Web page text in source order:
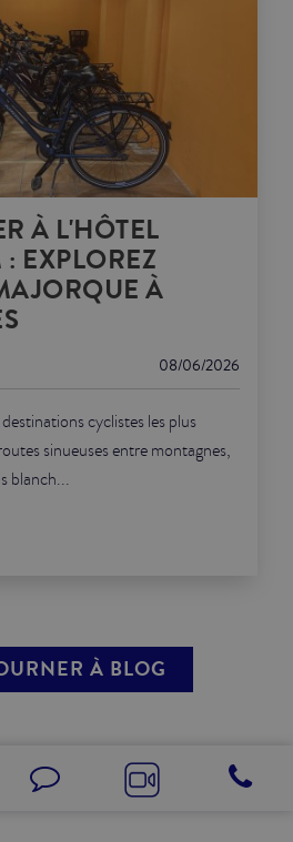
À L'HÔTEL
EXPLOREZ
À
08/06/2026
cyclistes les plus
sinueuses entre montagnes,
blanch...
À BLOG